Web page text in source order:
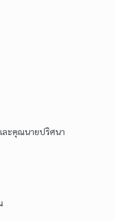
ละคุณนายปริศนา